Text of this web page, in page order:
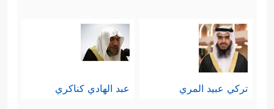
الاحتمال الأخير:
﴿أَمۡ لَهُمۡ إِلَـٰهٌ غَیۡرُ ٱللَّهِۚ سُبۡحَـٰنَ
ٱللَّهِ عَمَّا یُشۡرِكُونَ﴾
تركي عبيد المري عبد الهادي كناكري